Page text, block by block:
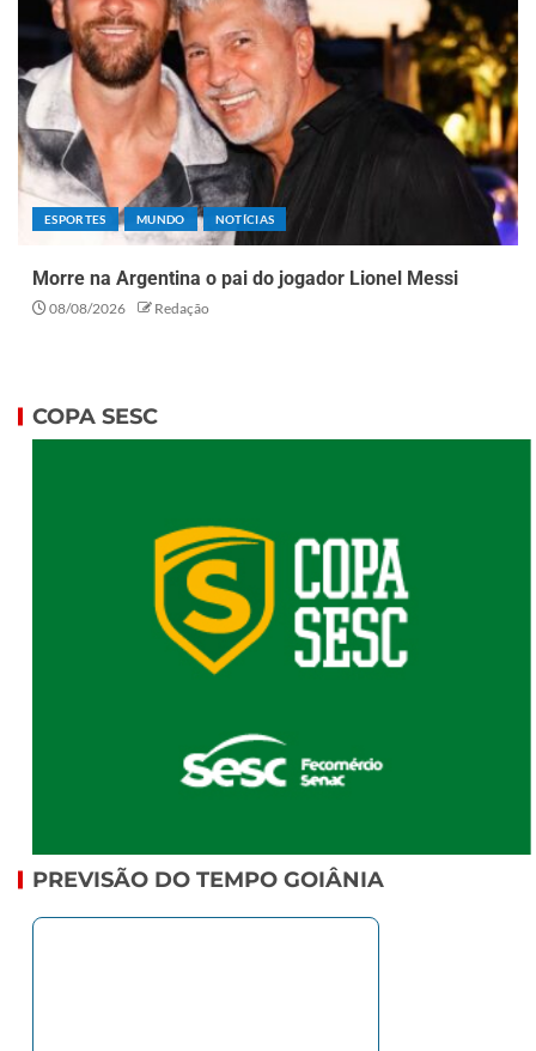
ESPORTES MUNDO NOTÍCIAS
Morre na Argentina o pai do jogador Lionel Messi
08/08/2026 Redação
COPA SESC
PREVISÃO DO TEMPO GOIÂNIA